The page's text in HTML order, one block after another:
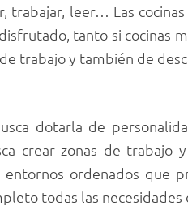
trabajar, leer… Las
tanto si cocinas
trabajo y también de
dotarla de
crear zonas de
ordenados que
todas las necesidades